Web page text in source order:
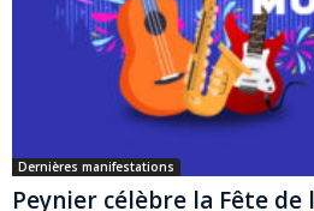
Dernières manifestations
Peynier célèbre la Fête de